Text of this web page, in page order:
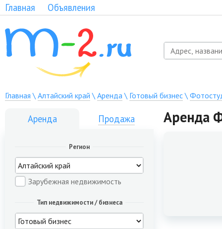
Главная Объявления
Главная \ Алтайский край \ Аренда\ Готовый бизнес\
Аренда Продажа
Регион
Зарубежная недвижимость
Тип недвижимости / бизнеса
Аренда